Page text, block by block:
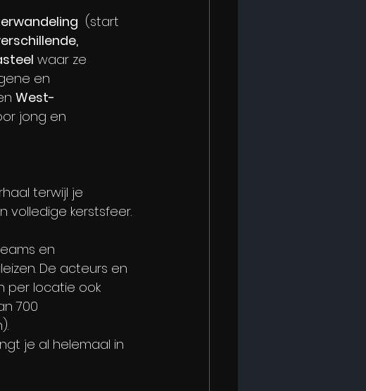
(start
waar ze
en
West-
jong en
terwijl je
volledige kerstsfeer.
en
De acteurs en
per locatie ook
700
je al helemaal in